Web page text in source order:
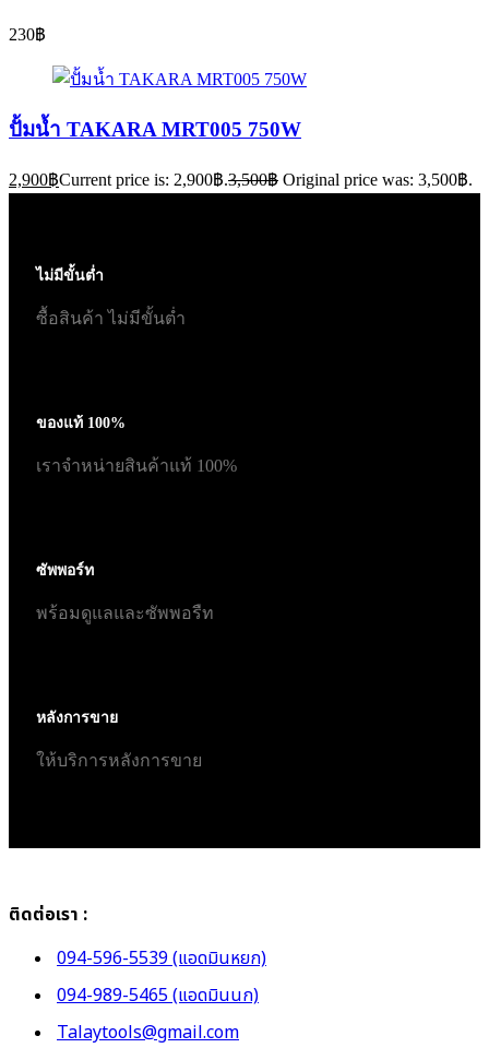
230฿
ปั้มน้ำ TAKARA MRT005 750W
2,900฿Current price is: 2,900฿.3,500฿ Original price was: 3,500฿.
ไม่มีขั้นต่ำ
ซื้อสินค้า ไม่มีขั้นต่ำ
ของแท้ 100%
เราจำหน่ายสินค้าแท้ 100%
ซัพพอร์ท
พร้อมดูแลและซัพพอรืท
หลังการขาย
ให้บริการหลังการขาย
ติดต่อเรา :
094-596-5539 (แอดมินหยก)
094-989-5465 (แอดมินนก)
Talaytools@gmail.com